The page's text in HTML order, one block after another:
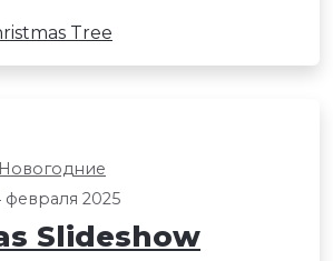
Tree
Новогодние
февраля 2025
Slideshow